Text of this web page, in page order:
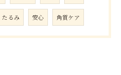
たるみ 安心 角質ケア